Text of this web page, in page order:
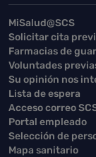
MiSalud@SCS
Solicitar cita
Farmacias de
Voluntades
Su opinión nos
Lista de espera
Acceso correo
Portal empleado
Selección de
Mapa sanitario